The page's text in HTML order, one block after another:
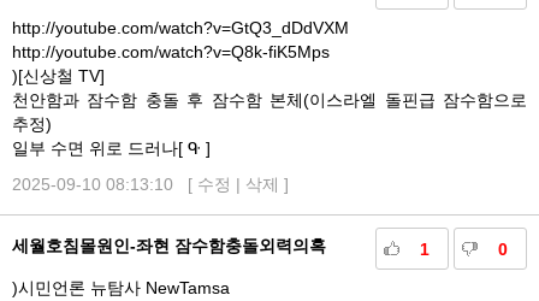
http://youtube.com/watch?v=GtQ3_dDdVXM
http://youtube.com/watch?v=Q8k-fiK5Mps
)[신상철 TV]
천안함과 잠수함 충돌 후 잠수함 본체(이스라엘 돌핀급 잠수함으로
추정)
일부 수면 위로 드러나[ ᑵ ]
2025-09-10 08:13:10 [ 수정 | 삭제 ]
1 0
세월호침몰원인-좌현 잠수함충돌외력의혹
)시민언론 뉴탐사 NewTamsa